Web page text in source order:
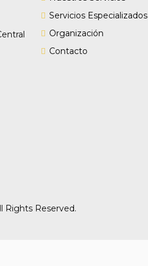
Servicios Especializados
Organización
Contacto
Rights Reserved.